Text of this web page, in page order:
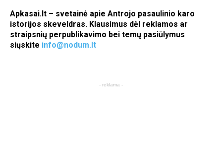
Apkasai.lt – svetainė apie Antrojo pasaulinio karo
istorijos skeveldras. Klausimus dėl reklamos ar
straipsnių perpublikavimo bei temų pasiūlymus
siųskite info@nodum.lt
- reklama -